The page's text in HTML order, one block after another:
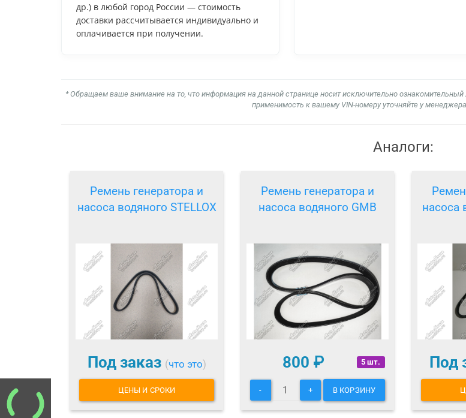
др.) в любой город России — стоимость
доставки рассчитывается индивидуально и
оплачивается при получении.
* Обращаем ваше внимание на то, что информация на данной странице носит исключительно
применимость к вашему VIN-номеру уточняйте у
Аналоги:
Ремень генератора и
насоса водяного STELLOX
Под заказ (что это)
ЦЕНЫ И СРОКИ
Ремень генератора и
насоса водяного GMB
5 шт.
800 ₽
- + В КОРЗИНУ
насоса
Под